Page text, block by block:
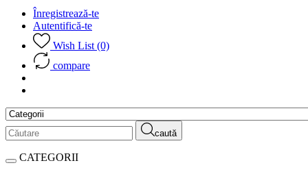
Înregistrează-te
Autentifică-te
Wish List (0)
compare
caută
CATEGORII